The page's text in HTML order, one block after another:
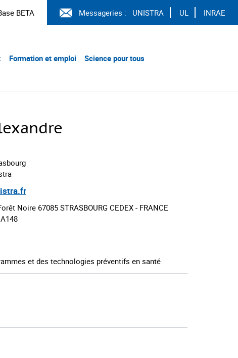
BETA Messageries : UNISTRA UL INRAE
Formation et emploi Science pour tous
Noire 67085 STRASBOURG CEDEX - FRANCE
et des technologies préventifs en santé